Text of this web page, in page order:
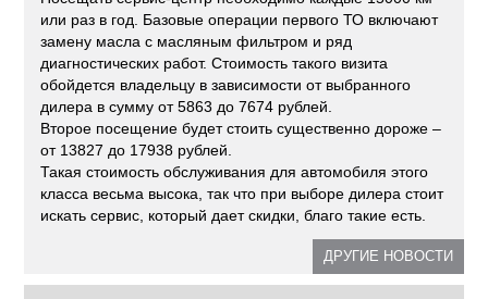
или раз в год. Базовые операции первого ТО включают
замену масла с масляным фильтром и ряд
диагностических работ. Стоимость такого визита
обойдется владельцу в зависимости от выбранного
дилера в сумму от 5863 до 7674 рублей.
Второе посещение будет стоить существенно дороже –
от 13827 до 17938 рублей.
Такая стоимость обслуживания для автомобиля этого
класса весьма высока, так что при выборе дилера стоит
искать сервис, который дает скидки, благо такие есть.
ДРУГИЕ НОВОСТИ